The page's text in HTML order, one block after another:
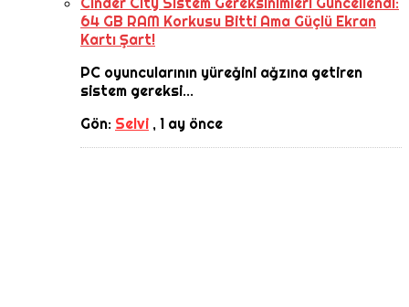
64 GB RAM Korkusu Bitti Ama Güçlü Ekran
Kartı Şart!
PC oyuncularının yüreğini ağzına getiren
sistem gereksi...
Gön: Selvi , 1 ay önce